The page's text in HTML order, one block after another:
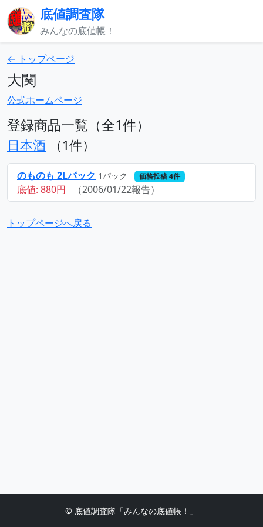
底値調査隊
みんなの底値帳！
← トップページ
大関
公式ホームページ
登録商品一覧（全1件）
日本酒 （1件）
のものも 2Lパック 1パック 価格投稿 4件
底値: 880円 （2006/01/22報告）
トップページへ戻る
© 底値調査隊「みんなの底値帳！」